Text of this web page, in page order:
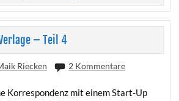
– Teil 4
Riecken 2 Kommentare
Kor­re­spon­denz mit einem Start-Up